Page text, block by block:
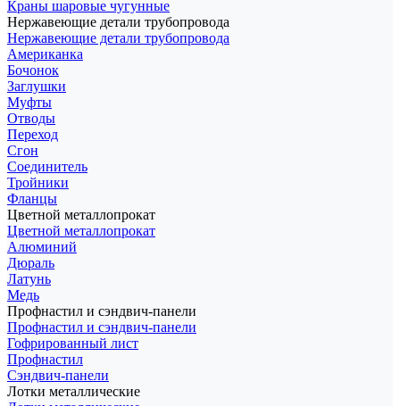
Краны шаровые чугунные
Нержавеющие детали трубопровода
Нержавеющие детали трубопровода
Американка
Бочонок
Заглушки
Муфты
Отводы
Переход
Сгон
Соединитель
Тройники
Фланцы
Цветной металлопрокат
Цветной металлопрокат
Алюминий
Дюраль
Латунь
Медь
Профнастил и сэндвич-панели
Профнастил и сэндвич-панели
Гофрированный лист
Профнастил
Сэндвич-панели
Лотки металлические